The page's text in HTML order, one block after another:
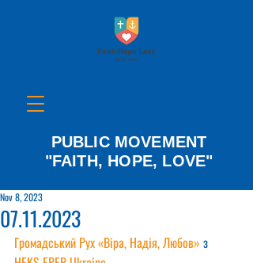
PUBLIC MOVEMENT
"FAITH, HOPE, LOVE"
07.11.2023
Nov 8, 2023
Громадський Рух «Віра, Надія, Любов» з